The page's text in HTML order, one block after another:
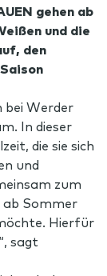
gehen ab
und die
den
Werder
In dieser
die sie sich
und
zum
ab Sommer
Hierfür
sagt